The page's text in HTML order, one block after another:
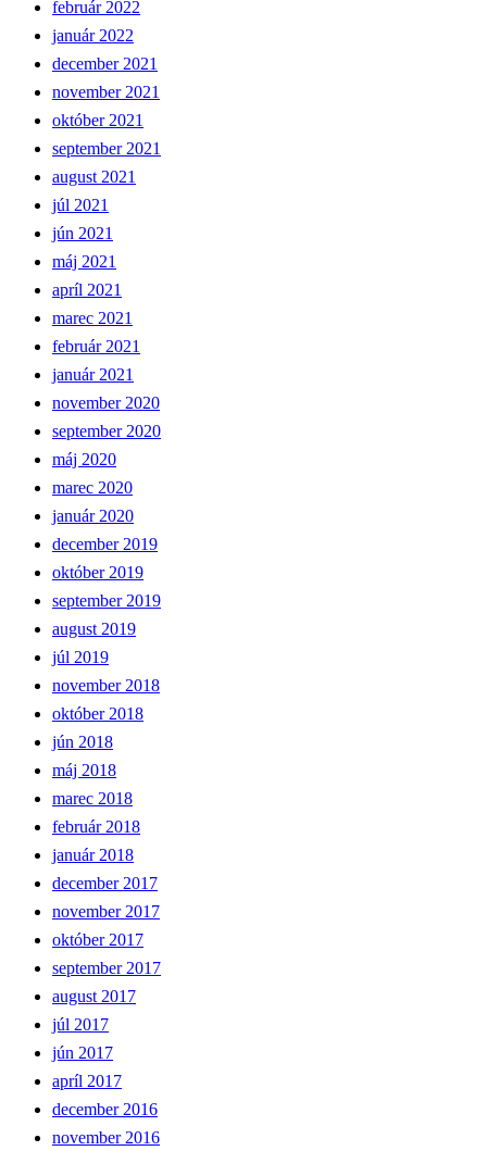
február 2022
január 2022
december 2021
november 2021
október 2021
september 2021
august 2021
júl 2021
jún 2021
máj 2021
apríl 2021
marec 2021
február 2021
január 2021
november 2020
september 2020
máj 2020
marec 2020
január 2020
december 2019
október 2019
september 2019
august 2019
júl 2019
november 2018
október 2018
jún 2018
máj 2018
marec 2018
február 2018
január 2018
december 2017
november 2017
október 2017
september 2017
august 2017
júl 2017
jún 2017
apríl 2017
december 2016
november 2016